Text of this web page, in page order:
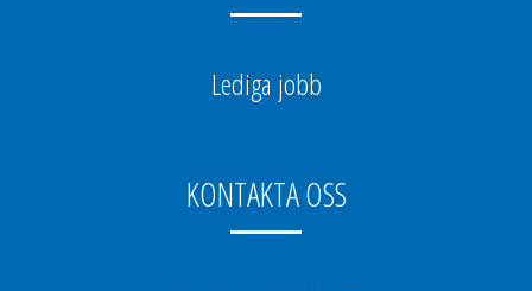
Lediga jobb
KONTAKTA OSS